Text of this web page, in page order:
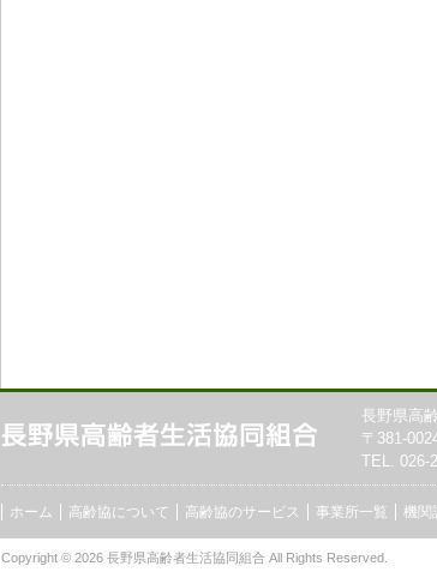
長野県高
〒381-
TEL. 026-
ホーム 高齢協について 高齢協のサービス 事業所一覧 機関
Copyright © 2026 長野県高齢者生活協同組合 All Rights Reserved.